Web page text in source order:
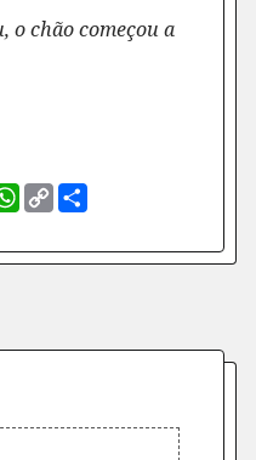
o chão começou a
WhatsApp
Copy
Link